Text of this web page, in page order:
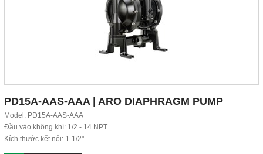
PD15A-AAS-AAA | ARO DIAPHRAGM PUMP
Model: PD15A-AAS-AAA
Đầu vào không khí: 1/2 - 14 NPT
Kích thước kết nối: 1-1/2"